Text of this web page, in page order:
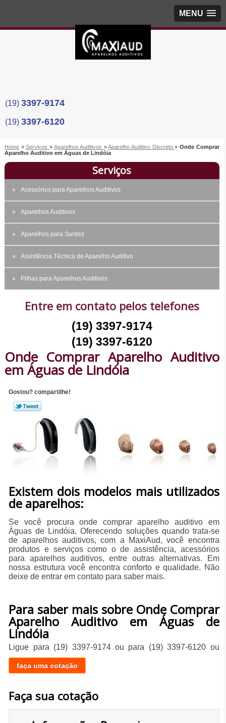
MENU
(19) 3397-9174
(19) 3397-6120
Home »Serviços » Aparelhos Auditivos »Aparelho Auditivo Discreto» Onde Comprar
Aparelho Auditivo em Águas de Lindóia
Serviços
Acessórios para Aparelhos Auditivos
Aparelhos Auditivos
Aparelhos para Surdez
Assistência Técnica de Aparelho Auditivo
Pilhas para Aparelhos Auditivos
Entre em contato pelos telefones
(19) 3397-9174
(19) 3397-6120
Onde Comprar Aparelho Auditivo
em Águas de Lindóia
Gostou? compartilhe!
Existem dois modelos mais utilizados
de aparelhos:
Se você procura onde comprar aparelho auditivo em
Águas de Lindóia, Oferecendo soluções quando trata-se
de aparelhos auditivos, com a MaxiAud, você encontra
produtos e serviços como o de assistência, acessórios
para aparelhos auditivos, entre outras alternativas. Em
nossa estrutura você encontra conforto e qualidade. Não
deixe de entrar em contato para saber mais.
Para saber mais sobre Onde Comprar
Aparelho Auditivo em Águas de
Lindóia
Ligue para (19) 3397-9174ou para (19) 3397-6120 ou
faça uma cotação
Faça sua cotação